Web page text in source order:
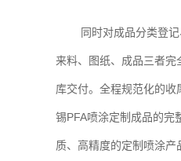
同时对成品分类登
来料、图纸、成品三者完
库交付。全程规范化的
锡PFA喷涂定制成品的完
质、高精度的定制喷涂产